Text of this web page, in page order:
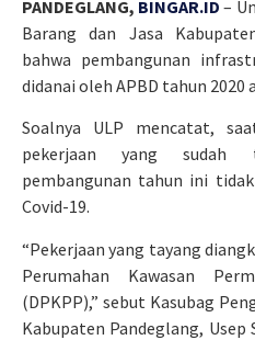
PANDEGLANG, BINGAR.ID –
Barang dan Jasa
bahwa pembangunan
didanai oleh APBD tahun
Soalnya ULP mencatat,
pekerjaan yang sudah
pembangunan tahun ini
Covid-19.
“Pekerjaan yang tayang
Perumahan Kawasan
(DPKPP),” sebut Kasubag
Kabupaten Pandeglang, Usep